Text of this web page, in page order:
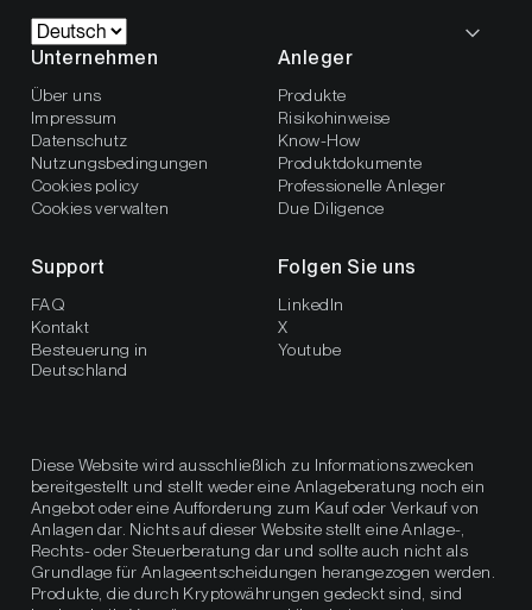
Unternehmen
Über uns
Impressum
Datenschutz
Nutzungsbedingungen
Cookies policy
Cookies verwalten
Anleger
Produkte
Risikohinweise
Know-How
Produktdokumente
Professionelle Anleger
Due Diligence
Support
FAQ
Kontakt
Besteuerung in
Deutschland
Folgen Sie uns
LinkedIn
X
Youtube
Diese Website wird ausschließlich zu Informationszwecken
bereitgestellt und stellt weder eine Anlageberatung noch ein
Angebot oder eine Aufforderung zum Kauf oder Verkauf von
Anlagen dar. Nichts auf dieser Website stellt eine Anlage-,
Rechts- oder Steuerberatung dar und sollte auch nicht als
Grundlage für Anlageentscheidungen herangezogen werden.
Produkte, die durch Kryptowährungen gedeckt sind, sind